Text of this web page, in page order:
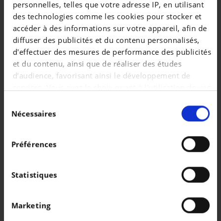
personnelles, telles que votre adresse IP, en utilisant
des technologies comme les cookies pour stocker et
accéder à des informations sur votre appareil, afin de
diffuser des publicités et du contenu personnalisés,
d'effectuer des mesures de performance des publicités
et du contenu, ainsi que de réaliser des études
d’audience, favorisant ainsi le développement de
services. Vous avez le choix quant à l'utilisation de vos
retirer votre consentement à tout moment en
consultant la Déclaration relative aux cookies ou en
Collecter des informations sur votre localisation
géographique qui peuvent être précises à plusieurs
Identifier votre appareil en l'analysant
duNécessaires
Préférences
Statistiques
Marketing
NISSAN JUKE
Acenta |1.0 DIG-T 117cv | Caméra | Clim Auto | Capteurs Ar | Bluetooth
NISSAN JUKE